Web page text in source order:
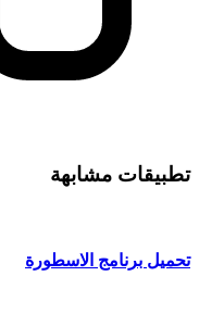
تطبيقات مشابهة
تحميل برنامج الاسطورة